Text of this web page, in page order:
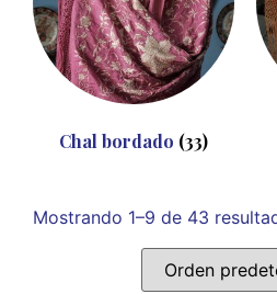
Chal bordado (33)
Mostrando 1–9 de 43